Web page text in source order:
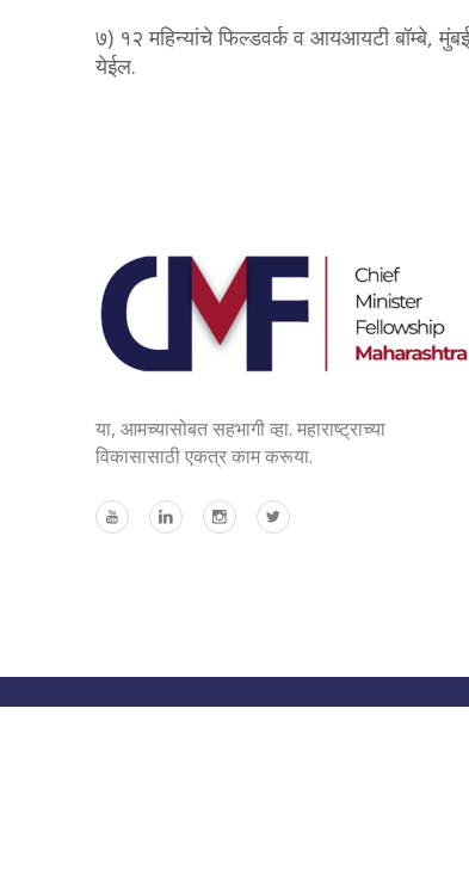
७) १२ महिन्यांचे फिल्डवर्क व आयआयटी बॉम्बे, मुंबई
येईल.
या, आमच्यासोबत सहभागी व्हा. महाराष्ट्राच्या
विकासासाठी एकत्र काम करूया.